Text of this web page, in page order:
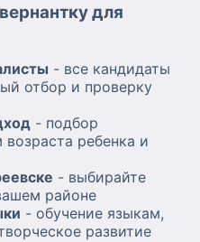
для
- все кандидаты
отбор и проверку
- подбор
возраста ребенка и
- выбирайте
районе
- обучение языкам,
развитие